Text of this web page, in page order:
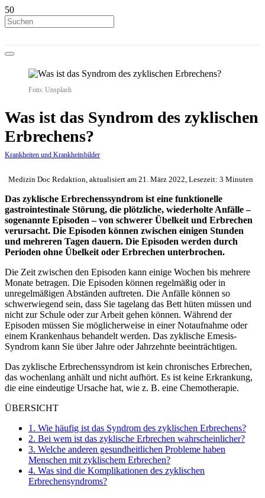
Foto: Unsplash
Was ist das Syndrom des zyklischen
Erbrechens?
Krankheiten und Krankheitsbilder
Medizin Doc Redaktion, aktualisiert am 21. März 2022, Lesezeit: 3 Minuten
Das zyklische Erbrechenssyndrom ist eine funktionelle
gastrointestinale Störung, die plötzliche, wiederholte Anfälle –
sogenannte Episoden – von schwerer Übelkeit und Erbrechen
verursacht. Die Episoden können zwischen einigen Stunden
und mehreren Tagen dauern. Die Episoden werden durch
Perioden ohne Übelkeit oder Erbrechen unterbrochen.
Die Zeit zwischen den Episoden kann einige Wochen bis mehrere
Monate betragen. Die Episoden können regelmäßig oder in
unregelmäßigen Abständen auftreten. Die Anfälle können so
schwerwiegend sein, dass Sie tagelang das Bett hüten müssen und
nicht zur Schule oder zur Arbeit gehen können. Während der
Episoden müssen Sie möglicherweise in einer Notaufnahme oder
einem Krankenhaus behandelt werden. Das zyklische Emesis-
Syndrom kann Sie über Jahre oder Jahrzehnte beeinträchtigen.
Das zyklische Erbrechenssyndrom ist kein chronisches Erbrechen,
das wochenlang anhält und nicht aufhört. Es ist keine Erkrankung,
die eine eindeutige Ursache hat, wie z. B. eine Chemotherapie.
ÜBERSICHT
1. Wie häufig ist das Syndrom des zyklischen Erbrechens?
2. Bei wem ist das zyklische Erbrechen wahrscheinlicher?
3. Welche anderen gesundheitlichen Probleme haben
Menschen mit zyklischem Erbrechen?
4. Was sind die Komplikationen des zyklischen
Erbrechensyndroms?